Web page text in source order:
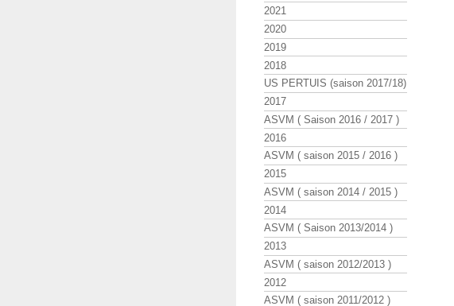
2021
2020
2019
2018
US PERTUIS (saison 2017/18)
2017
ASVM ( Saison 2016 / 2017 )
2016
ASVM ( saison 2015 / 2016 )
2015
ASVM ( saison 2014 / 2015 )
2014
ASVM ( Saison 2013/2014 )
2013
ASVM ( saison 2012/2013 )
2012
ASVM ( saison 2011/2012 )